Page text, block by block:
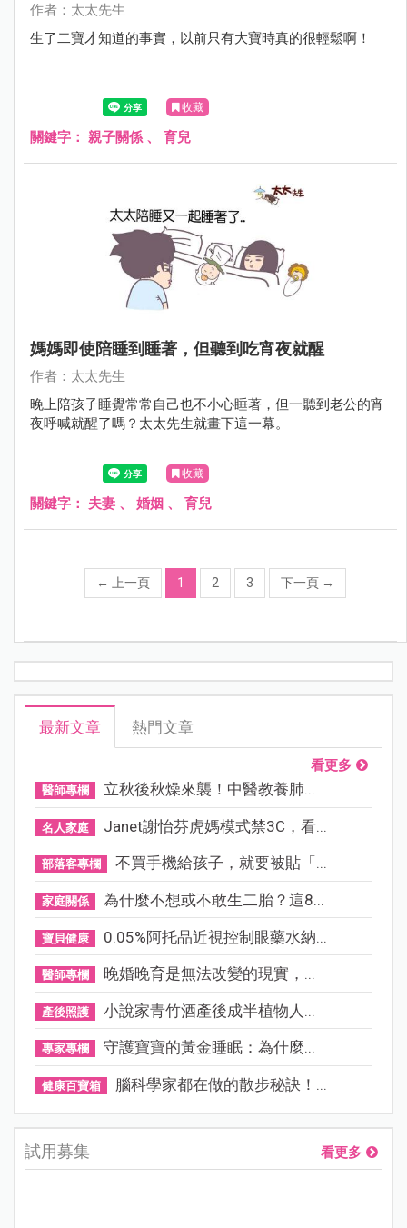
作者：太太先生
生了二寶才知道的事實，以前只有大寶時真的很輕鬆啊！
收藏
關鍵字： 親子關係 、 育兒
媽媽即使陪睡到睡著，但聽到吃宵夜就醒
作者：太太先生
晚上陪孩子睡覺常常自己也不小心睡著，但一聽到老公的宵
夜呼喊就醒了嗎？太太先生就畫下這一幕。
收藏
關鍵字： 夫妻 、 婚姻 、 育兒
← 上一頁 1 2 3 下一頁 →
最新文章 熱門文章
看更多
醫師專欄 立秋後秋燥來襲！中醫教養肺...
名人家庭 Janet謝怡芬虎媽模式禁3C，看...
部落客專欄 不買手機給孩子，就要被貼「...
家庭關係 為什麼不想或不敢生二胎？這8...
寶貝健康 0.05%阿托品近視控制眼藥水納...
醫師專欄 晚婚晚育是無法改變的現實，...
產後照護 小說家青竹酒產後成半植物人...
專家專欄 守護寶寶的黃金睡眠：為什麼...
健康百寶箱 腦科學家都在做的散步秘訣！...
試用募集 看更多